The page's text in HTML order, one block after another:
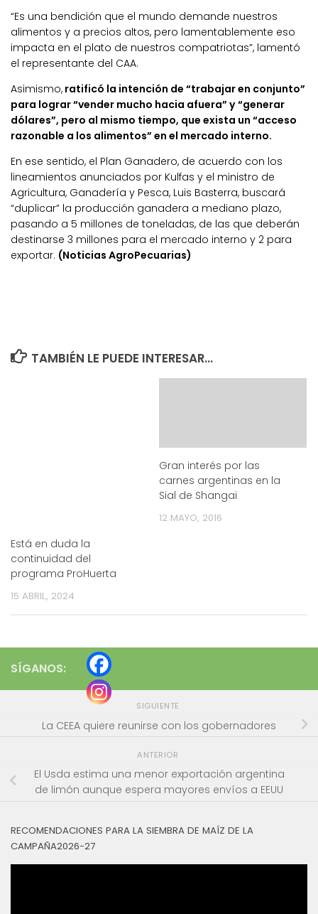
“Es una bendición que el mundo demande nuestros
alimentos y a precios altos, pero lamentablemente eso
impacta en el plato de nuestros compatriotas”, lamentó
el representante del CAA.
Asimismo, ratificó la intención de “trabajar en conjunto”
para lograr “vender mucho hacia afuera” y “generar
dólares”, pero al mismo tiempo, que exista un “acceso
razonable a los alimentos” en el mercado interno.
En ese sentido, el Plan Ganadero, de acuerdo con los
lineamientos anunciados por Kulfas y el ministro de
Agricultura, Ganadería y Pesca, Luis Basterra, buscará
“duplicar” la producción ganadera a mediano plazo,
pasando a 5 millones de toneladas, de las que deberán
destinarse 3 millones para el mercado interno y 2 para
exportar. (Noticias AgroPecuarias)
TAMBIÉN LE PUEDE INTERESAR...
Está en duda la
continuidad del
programa ProHuerta
15 ABRIL, 2024
Gran interés por las
carnes argentinas en la
Sial de Shangai
12 MAYO, 2016
SÍGANOS:
SIGUIENTE
La CEEA quiere reunirse con los gobernadores
ANTERIOR
El Usda estima una menor exportación argentina
de limón aunque espera mayores envíos a EEUU
RECOMENDACIONES PARA LA SIEMBRA DE MAÍZ DE LA
CAMPAÑA2026-27